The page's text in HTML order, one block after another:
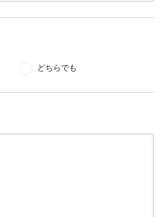
どちらでも